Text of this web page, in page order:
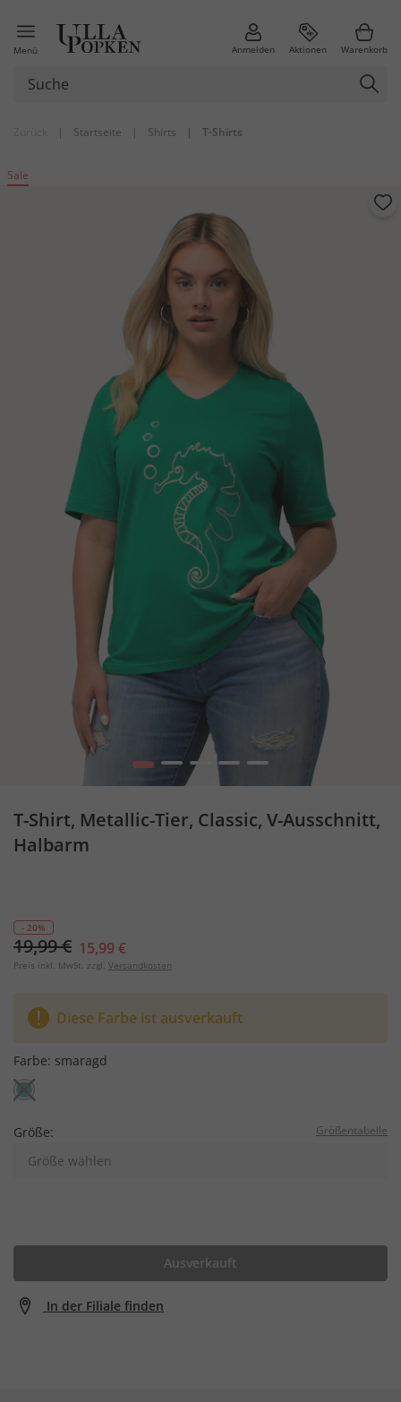
Menü Anmelden Aktionen Warenkorb
| Startseite | Shirts | T-Shirts
Sale
1 2 4 5
T-Shirt, Metallic-Tier, Classic, V-Ausschnitt,
Halbarm
- 20%
19,99 € 15,99 €
Preis inkl. MwSt. zzgl. Versandkosten
Diese Farbe ist ausverkauft
Farbe: smaragd
Größe: Größentabelle
Größe wählen
Ausverkauft
In der Filiale finden